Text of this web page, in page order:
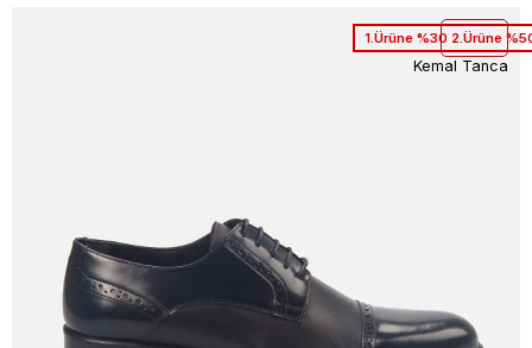
1.Ürüne %30 2.Ürüne
Kemal Tanca